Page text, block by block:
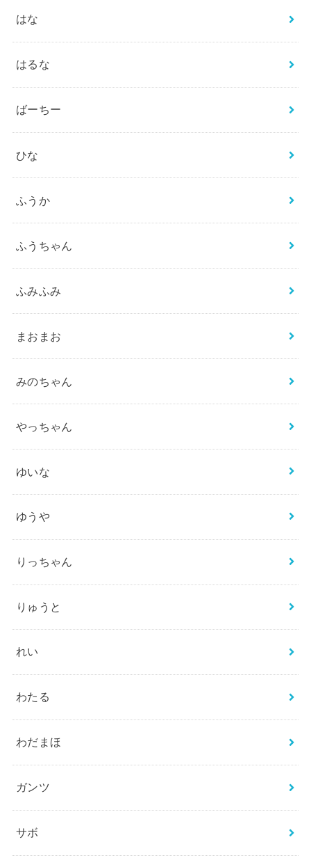
はな
はるな
ばーちー
ひな
ふうか
ふうちゃん
ふみふみ
まおまお
みのちゃん
やっちゃん
ゆいな
ゆうや
りっちゃん
りゅうと
れい
わたる
わだまほ
ガンツ
サボ